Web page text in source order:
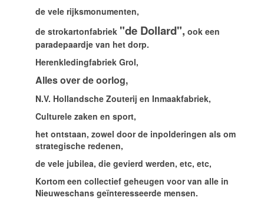
de vele rijksmonumenten,
de strokartonfabriek "de Dollard", ook een
paradepaardje van het dorp.
Herenkledingfabriek Grol,
Alles over de oorlog,
N.V. Hollandsche Zouterij en Inmaakfabriek,
Culturele zaken en sport,
het ontstaan, zowel door de inpolderingen als om
strategische redenen,
de vele jubilea, die gevierd werden, etc, etc,
Kortom een collectief geheugen voor van alle in
Nieuweschans geïnteresseerde mensen.